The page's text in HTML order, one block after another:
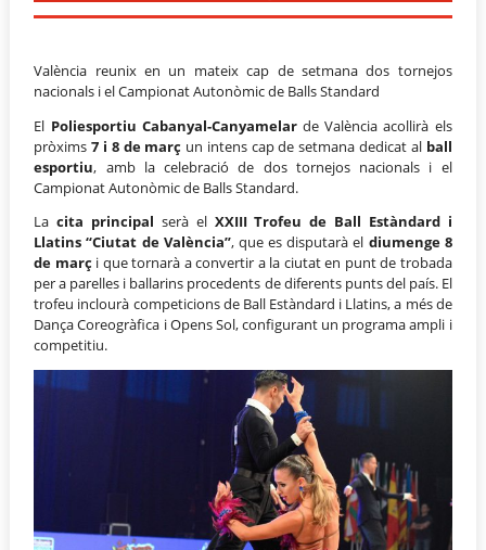
València reunix en un mateix cap de setmana dos tornejos
nacionals i el Campionat Autonòmic de Balls Standard
El Poliesportiu Cabanyal-Canyamelarde València acollirà els
pròxims7 i 8 de març un intens cap de setmana dedicat alball
esportiu, amb la celebració de dos tornejos nacionals i el
Campionat Autonòmic de Balls Standard.
Lacita principal serà el XXIII Trofeu de Ball Estàndard i
Llatins “Ciutat de València”, que es disputarà el diumenge 8
de marçi que tornarà a convertir a la ciutat en punt de trobada
per a parelles i ballarins procedents de diferents punts del país. El
trofeu inclourà competicions de Ball Estàndard i Llatins, a més de
Dança Coreogràfica i Opens Sol, configurant un programa ampli i
competitiu.